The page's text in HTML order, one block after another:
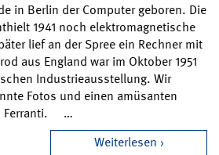
in Berlin der Computer geboren. Die
1941 noch elektromagnetische
lief an der Spree ein Rechner mit
aus England war im Oktober 1951
Industrieausstellung. Wir
Fotos und einen amüsanten
Ferranti. …
Weiterlesen